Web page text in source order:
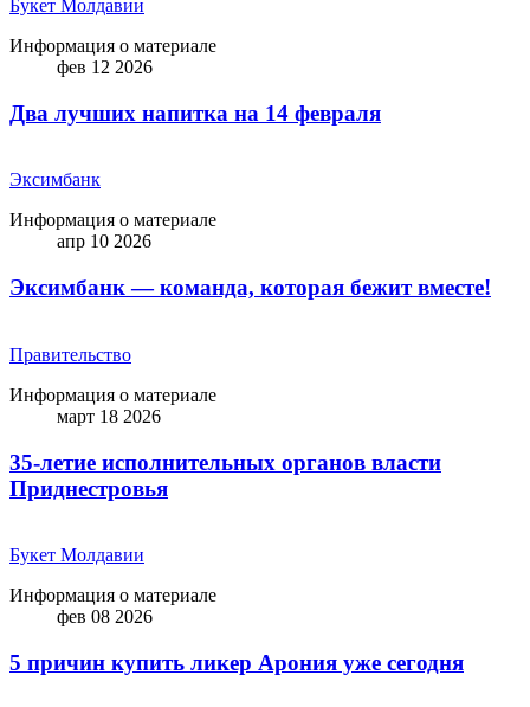
Букет Молдавии
Информация о материале
фев 12 2026
Два лучших напитка на 14 февраля
Эксимбанк
Информация о материале
апр 10 2026
Эксимбанк — команда, которая бежит вместе!
Правительство
Информация о материале
март 18 2026
35-летие исполнительных органов власти
Приднестровья
Букет Молдавии
Информация о материале
фев 08 2026
5 причин купить ликep Арония уже сегодня